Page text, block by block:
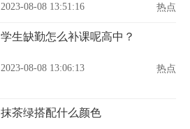
2023-08-08 13:51:16 热点
学生缺勤怎么补课呢高中？
2023-08-08 13:06:13 热点
抹茶绿搭配什么颜色